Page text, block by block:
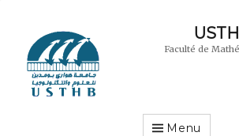
Faculté de
Menu